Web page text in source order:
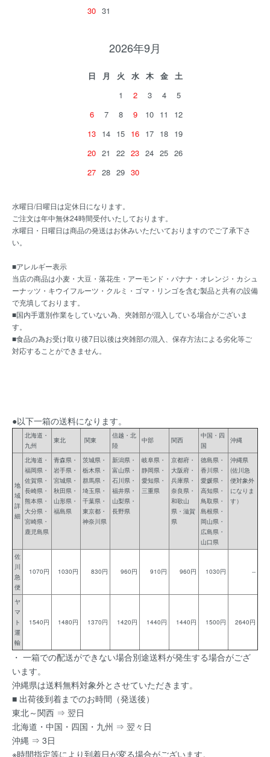
30 31
2026年9月
日 月 火 水 木 金
土
1
2 3 4
5
6
7 8 9 10 11
12
13 14 15 16 17 18 19
20 21 22 23 24 25 26
27 28 29 30
水曜日/日曜日は定休日になります。
ご注文は年中無休24時間受付いたしております。
水曜日・日曜日は商品の発送はお休みいただいておりますのでご了承下さ
い。
■アレルギー表示
当店の商品は小麦・大豆・落花生・アーモンド・バナナ・オレンジ・カシュ
ーナッツ・キウイフルーツ・クルミ・ゴマ・リンゴを含む製品と共有の設備
で充填しております。
■国内手選別作業をしていない為、夾雑部が混入している場合がございま
す。
■食品の為お受け取り後7日以後は夾雑部の混入、保存方法による劣化等ご
対応することができません。
●以下一箱の送料になります。
北海道・
九州
東北 関東
信越・北
陸
中部 関西
中国・四
国
沖縄
地
域
詳
細
北海道・
福岡県・
佐賀県・
長崎県・
熊本県・
大分県・
宮崎県・
鹿児島県
青森県・
岩手県・
宮城県・
秋田県・
山形県・
福島県
茨城県・
栃木県・
群馬県・
埼玉県・
千葉県・
東京都・
神奈川県
新潟県・
富山県・
石川県・
福井県・
山梨県・
長野県
岐阜県・
静岡県・
愛知県・
三重県
京都府・
大阪府・
兵庫県・
奈良県・
和歌山
県・滋賀
県
徳島県・
香川県・
愛媛県・
高知県・
鳥取県・
島根県・
岡山県・
広島県・
山口県
沖縄県
(佐川急
便対象外
になりま
す）
佐
川
急
便
1070円 1030円 830円 960円 910円 960円 1030円 --
ヤ
マ
ト
運
輸
1540円 1480円 1370円 1420円 1440円 1440円 1500円 2640円
・ 一箱での配送ができない場合別途送料が発生する場合がござ
います。
沖縄県は送料無料対象外とさせていただきます。
■ 出荷後到着までのお時間（発送後）
東北～関西 ⇒ 翌日
北海道・中国・四国・九州 ⇒ 翌々日
沖縄 ⇒ 3日
※時間指定等により到着日が変る場合がございます。